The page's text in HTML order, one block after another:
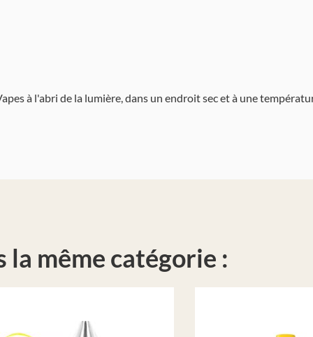
à l'abri de la lumière, dans un endroit sec et à une
même catégorie :